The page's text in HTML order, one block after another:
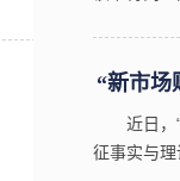
“新市场
近日，
征事实与